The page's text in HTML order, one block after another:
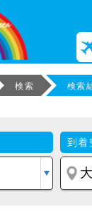
検索 検索
到着